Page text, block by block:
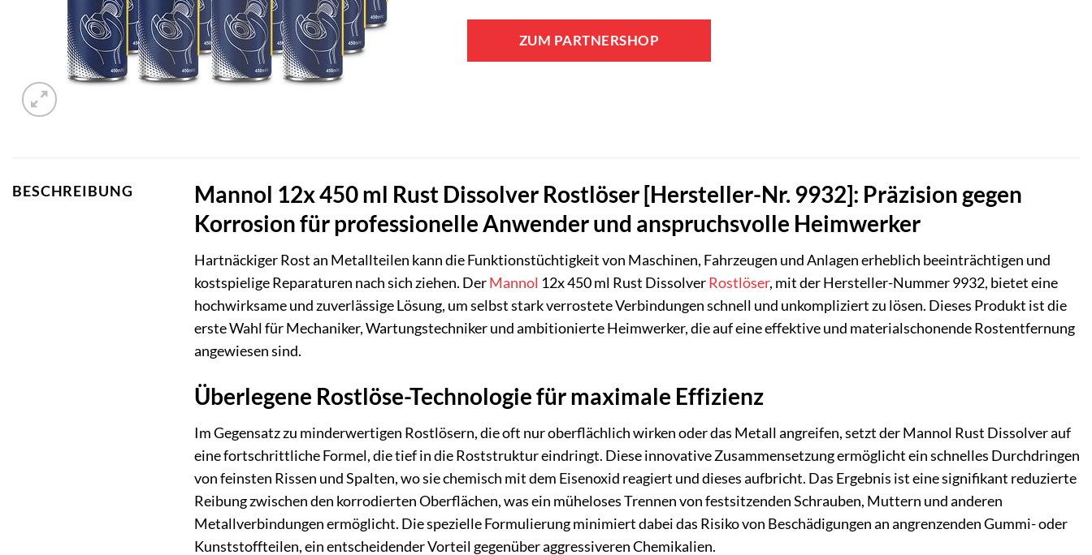
ZUM PARTNERSHOP
BESCHREIBUNG
Mannol 12x 450 ml Rust Dissolver Rostlöser [Hersteller-Nr. 9932]: Präzision gegen
Korrosion für professionelle Anwender und anspruchsvolle Heimwerker
Hartnäckiger Rost an Metallteilen kann die Funktionstüchtigkeit von Maschinen, Fahrzeugen und Anlagen erheblich beeinträchtigen und
kostspielige Reparaturen nach sich ziehen. DerMannol 12x 450 ml Rust DissolverRostlöser, mit der Hersteller-Nummer 9932, bietet eine
hochwirksame und zuverlässige Lösung, um selbst stark verrostete Verbindungen schnell und unkompliziert zu lösen. Dieses Produkt ist die
erste Wahl für Mechaniker, Wartungstechniker und ambitionierte Heimwerker, die auf eine effektive und materialschonende Rostentfernung
angewiesen sind.
Überlegene Rostlöse-Technologie für maximale Effizienz
Im Gegensatz zu minderwertigen Rostlösern, die oft nur oberflächlich wirken oder das Metall angreifen, setzt der Mannol Rust Dissolver auf
eine fortschrittliche Formel, die tief in die Roststruktur eindringt. Diese innovative Zusammensetzung ermöglicht ein schnelles Durchdringen
von feinsten Rissen und Spalten, wo sie chemisch mit dem Eisenoxid reagiert und dieses aufbricht. Das Ergebnis ist eine signifikant reduzierte
Reibung zwischen den korrodierten Oberflächen, was ein müheloses Trennen von festsitzenden Schrauben, Muttern und anderen
Metallverbindungen ermöglicht. Die spezielle Formulierung minimiert dabei das Risiko von Beschädigungen an angrenzenden Gummi- oder
Kunststoffteilen, ein entscheidender Vorteil gegenüber aggressiveren Chemikalien.